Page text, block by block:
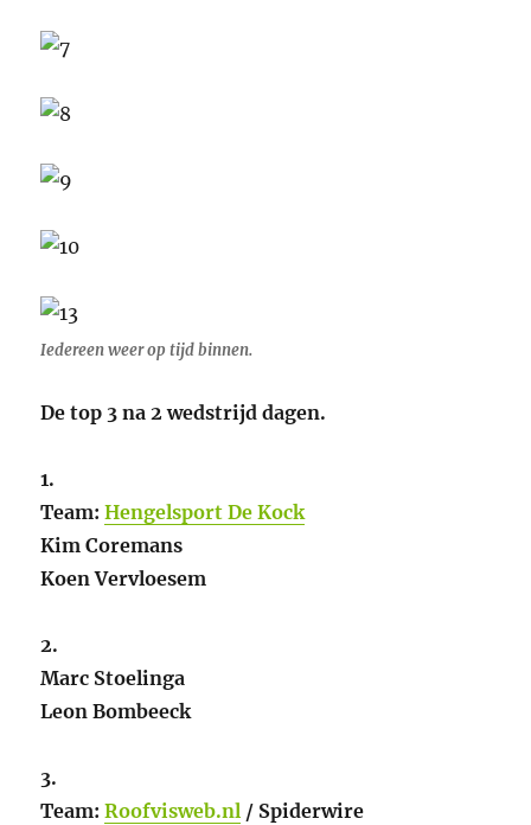
Iedereen weer op tijd binnen.
De top 3 na 2 wedstrijd dagen.
1.
Team:Hengelsport De Kock
Kim Coremans
Koen Vervloesem
2.
Marc Stoelinga
Leon Bombeeck
3.
Team:Roofvisweb.nl / Spiderwire